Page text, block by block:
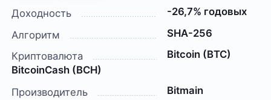
Доходность
-26,7% годовых
Алгоритм
SHA-256
Криптовалюта
Bitcoin (BTC)
BitcoinCash (BCH)
Производитель
Bitmain